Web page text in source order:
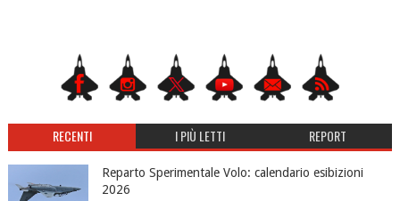
RECENTI I PIÙ LETTI REPORT
Reparto Sperimentale Volo: calendario esibizioni
2026